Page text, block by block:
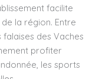
facilite
la région. Entre
des Vaches
profiter
les sports